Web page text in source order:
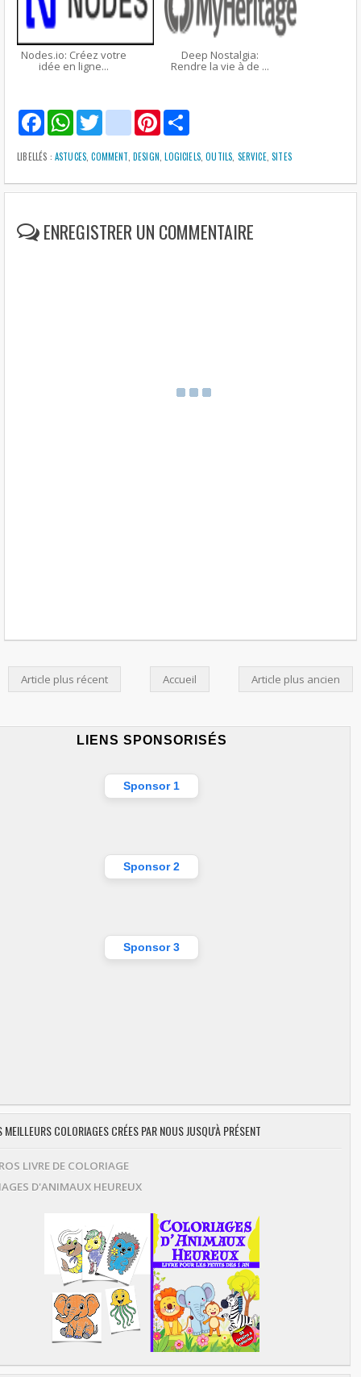
Nodes.io: Créez votre
idée en ligne...
Deep Nostalgia:
Rendre la vie à de ...
F
a
c
e
o
o
W
h
a
t
A
p
T
t
e
r
g
m
a
i
P
i
n
t
e
r
e
r
LIBELLÉS : ASTUCES,COMMENT, DESIGN,LOGICIELS,OUTILS, SERVICE,SITES
ENREGISTRER UN COMMENTAIRE
Article plus récent Article plus ancien
Accueil
LIENS SPONSORISÉS
Sponsor 1
Sponsor 2
Sponsor 3
MEILLEURS COLORIAGES CRÉES PAR NOUS JUSQU'À PRÉSENT
LIVRE DE COLORIAGE
D'ANIMAUX HEUREUX